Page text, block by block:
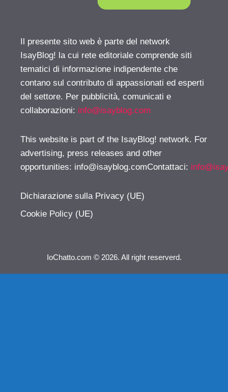
Il presente sito web è parte del network
IsayBlog! la cui rete editoriale comprende siti
tematici di informazione indipendente che
contano sul contributo di appassionati ed esperti
del settore. Per pubblicità, comunicati e
collaborazioni: info@isayblog.com
This website is part of the IsayBlog! network. For
advertising, press releases and other
opportunities: info@isayblog.comContattaci:
Dichiarazione sulla Privacy (UE)
Cookie Policy (UE)
IoChatto.com © 2026. All right reserverd.